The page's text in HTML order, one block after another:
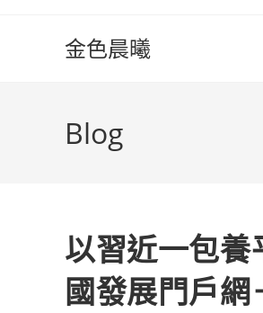
金色晨曦
Blog
以習近一包養
國發展門戶網